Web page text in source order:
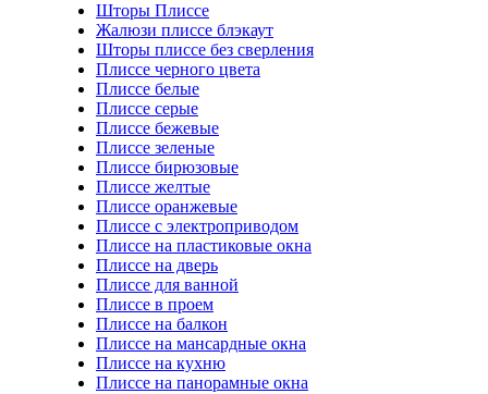
Шторы Плиссе
Жалюзи плиссе блэкаут
Шторы плиссе без сверления
Плиссе черного цвета
Плиссе белые
Плиссе серые
Плиссе бежевые
Плиссе зеленые
Плиссе бирюзовые
Плиссе желтые
Плиссе оранжевые
Плиссе с электроприводом
Плиссе на пластиковые окна
Плиссе на дверь
Плиссе для ванной
Плиссе в проем
Плиссе на балкон
Плиссе на мансардные окна
Плиссе на кухню
Плиссе на панорамные окна